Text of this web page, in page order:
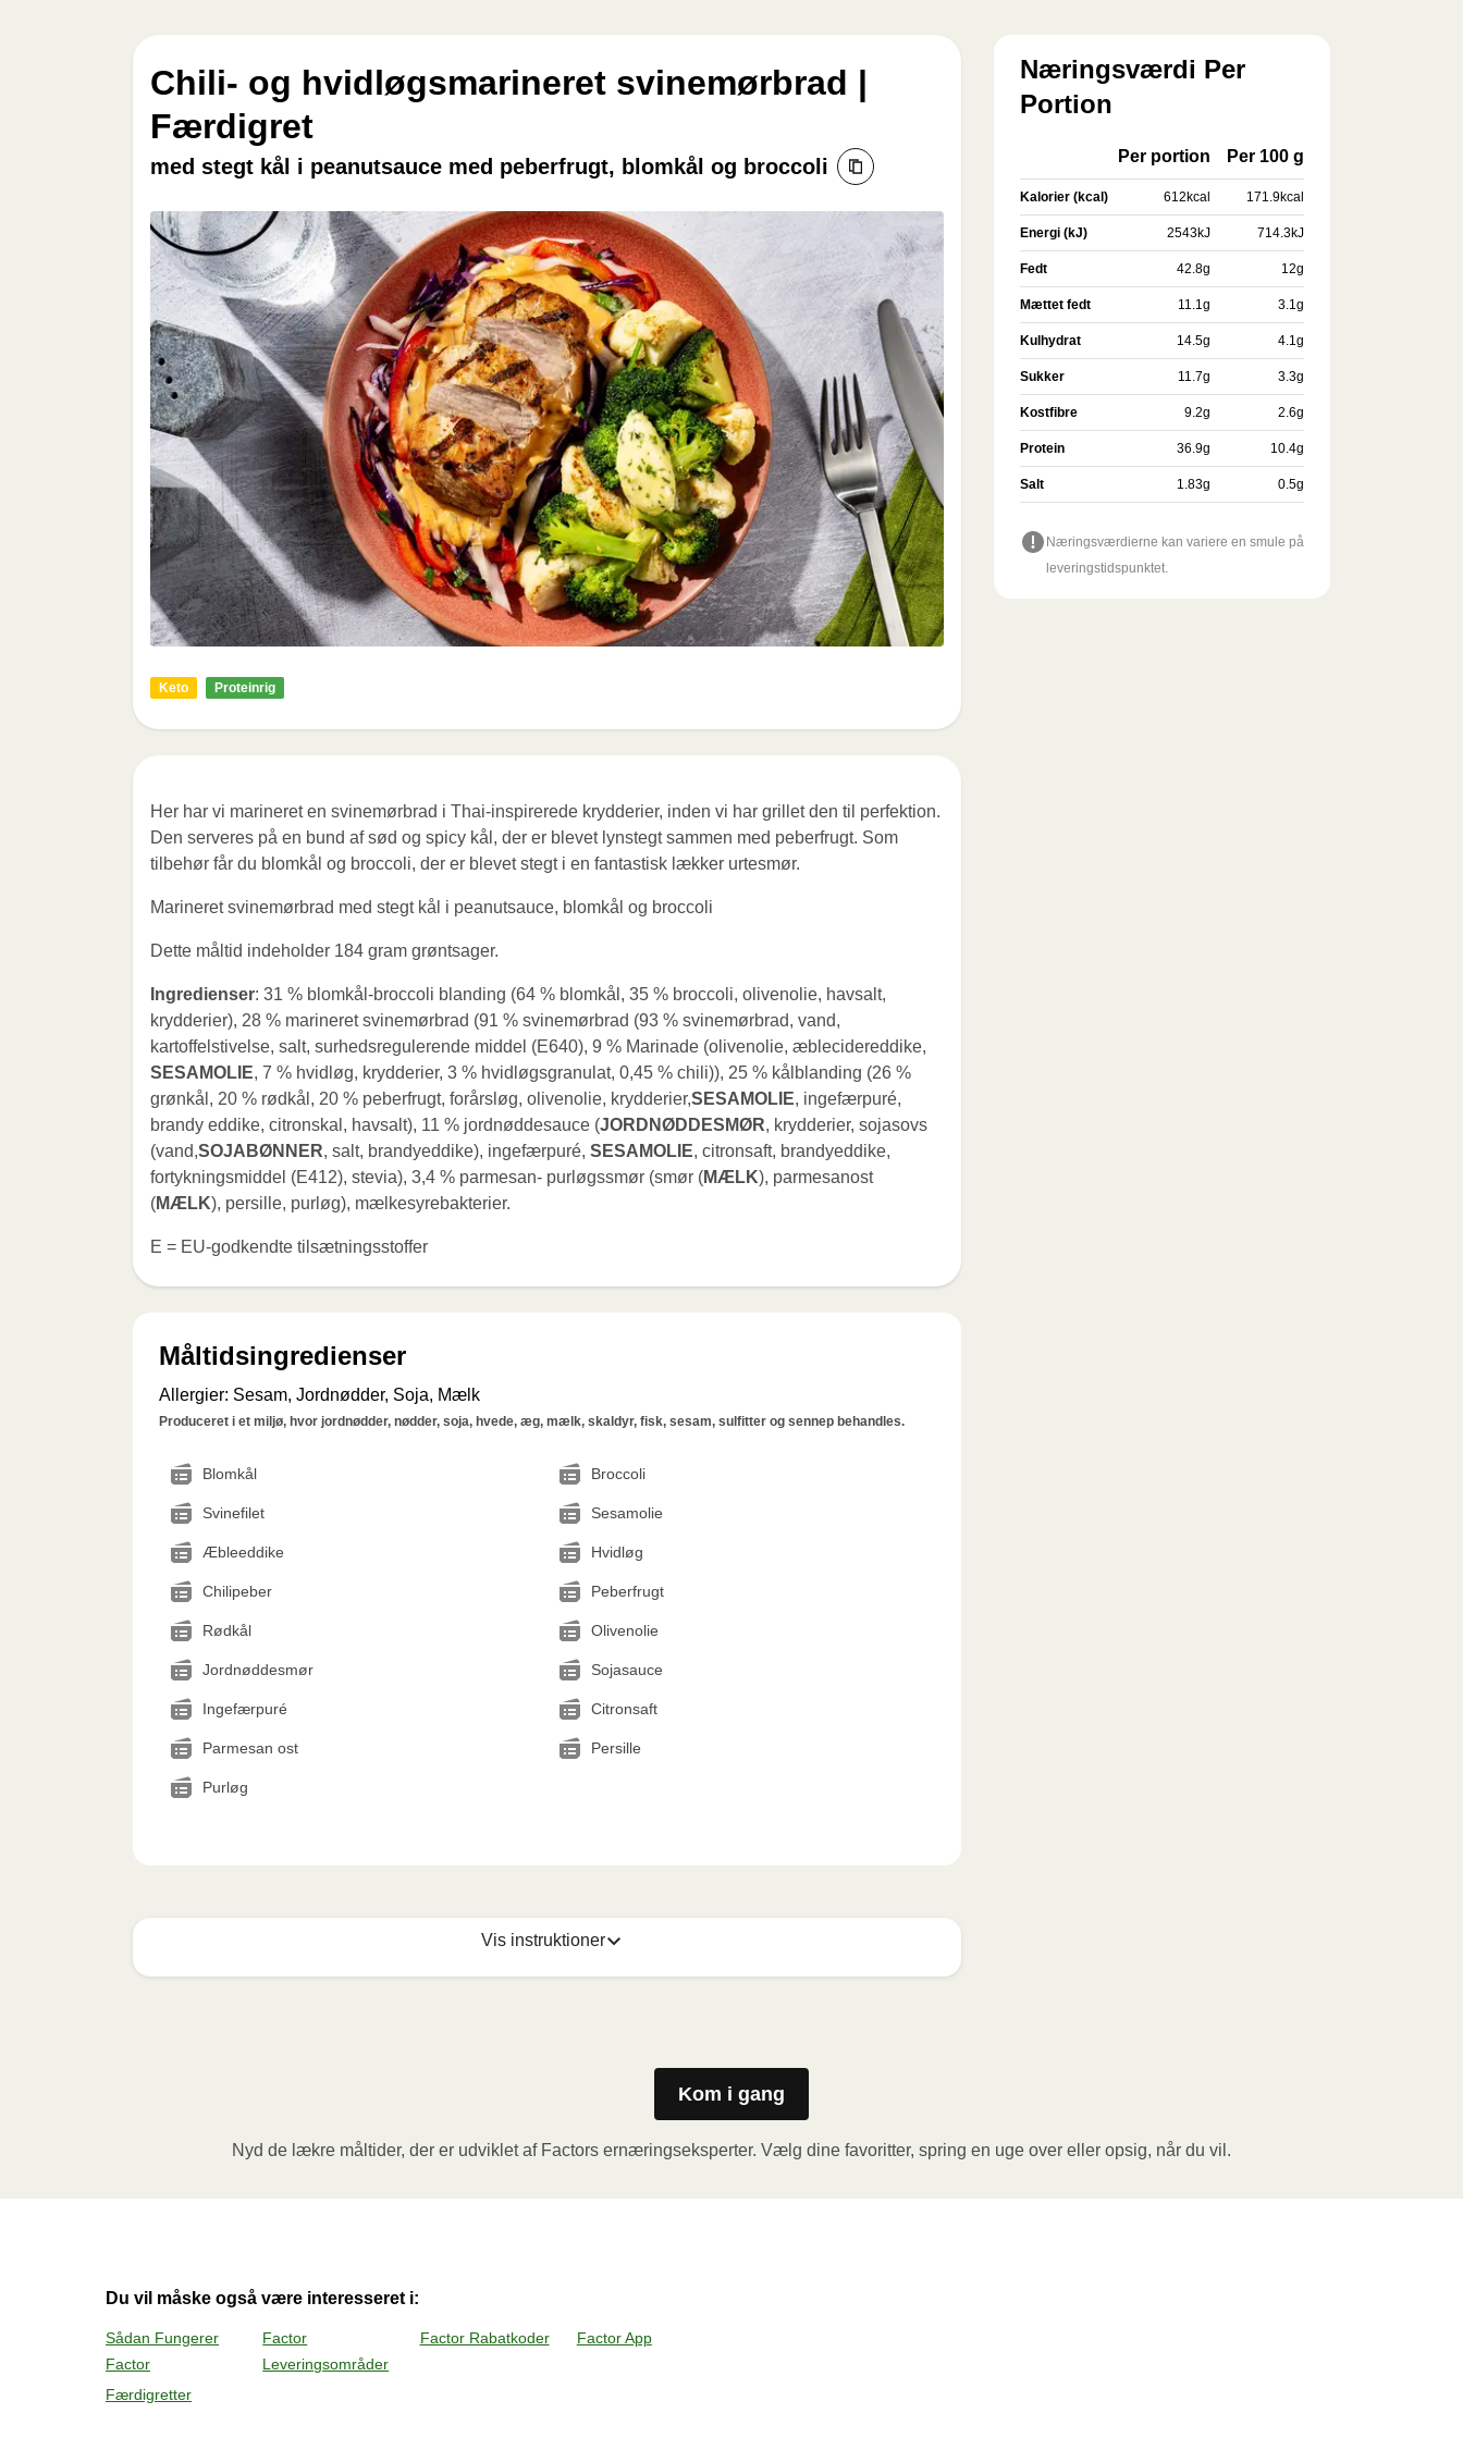
Chili- og hvidløgsmarineret svinemørbrad |
Færdigret
med stegt kål i peanutsauce med peberfrugt, blomkål og broccoli
Keto Proteinrig
Her har vi marineret en svinemørbrad i Thai-inspirerede krydderier, inden vi har grillet den til perfektion.
Den serveres på en bund af sød og spicy kål, der er blevet lynstegt sammen med peberfrugt. Som
tilbehør får du blomkål og broccoli, der er blevet stegt i en fantastisk lækker urtesmør.
Marineret svinemørbrad med stegt kål i peanutsauce, blomkål og broccoli
Dette måltid indeholder 184 gram grøntsager.
Ingredienser: 31 % blomkål-broccoli blanding (64 % blomkål, 35 % broccoli, olivenolie, havsalt,
krydderier), 28 % marineret svinemørbrad (91 % svinemørbrad (93 % svinemørbrad, vand,
kartoffelstivelse, salt, surhedsregulerende middel (E640), 9 % Marinade (olivenolie, æblecidereddike,
SESAMOLIE, 7 % hvidløg, krydderier, 3 % hvidløgsgranulat, 0,45 % chili)), 25 % kålblanding (26 %
grønkål, 20 % rødkål, 20 % peberfrugt, forårsløg, olivenolie, krydderier,SESAMOLIE, ingefærpuré,
brandy eddike, citronskal, havsalt), 11 % jordnøddesauce (JORDNØDDESMØR, krydderier, sojasovs
(vand,SOJABØNNER, salt, brandyeddike), ingefærpuré, SESAMOLIE, citronsaft, brandyeddike,
fortykningsmiddel (E412), stevia), 3,4 % parmesan- purløgssmør (smør (MÆLK), parmesanost
(MÆLK), persille, purløg), mælkesyrebakterier.
E = EU-godkendte tilsætningsstoffer
Måltidsingredienser
Allergier: Sesam, Jordnødder, Soja, Mælk
Produceret i et miljø, hvor jordnødder, nødder, soja, hvede, æg, mælk, skaldyr, fisk, sesam, sulfitter og sennep behandles.
Blomkål Broccoli
Svinefilet Sesamolie
Æbleeddike Hvidløg
Chilipeber Peberfrugt
Rødkål Olivenolie
Jordnøddesmør Sojasauce
Ingefærpuré Citronsaft
Parmesan ost Persille
Purløg
Vis instruktioner
: Forvarm ovnen. Fjern papomslaget og prik et par huller i folien. Sæt beholderen i en
forvarmet ovn og varm måltidet i 20 minutter. Lad derefter måltidet hvile i yderligere 1 minut, inden du
Næringsværdi Per
Portion
Per portion Per 100 g
Kalorier (kcal) 612kcal 171.9kcal
Energi (kJ) 2543kJ 714.3kJ
Fedt 42.8g 12g
Mættet fedt 11.1g 3.1g
Kulhydrat 14.5g 4.1g
Sukker 11.7g 3.3g
Kostfibre 9.2g 2.6g
Protein 36.9g 10.4g
Salt 1.83g 0.5g
Næringsværdierne kan variere en smule på
leveringstidspunktet.
Kom i gang
Nyd de lækre måltider, der er udviklet af Factors ernæringseksperter. Vælg dine favoritter, spring en uge over eller opsig, når du vil.
Du vil måske også være interesseret i:
Sådan Fungerer
Factor
Factor
Leveringsområder
Factor Rabatkoder Factor App
Færdigretter